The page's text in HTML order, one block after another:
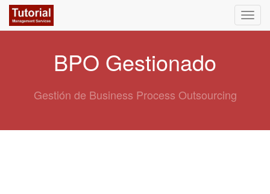
BPO Gestionado
Gestión de Business Process Outsourcing